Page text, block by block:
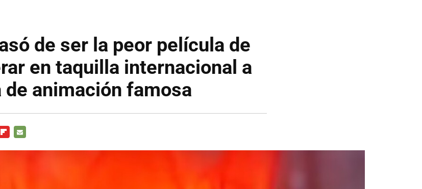
de ser la peor película de
en taquilla internacional a
animación famosa